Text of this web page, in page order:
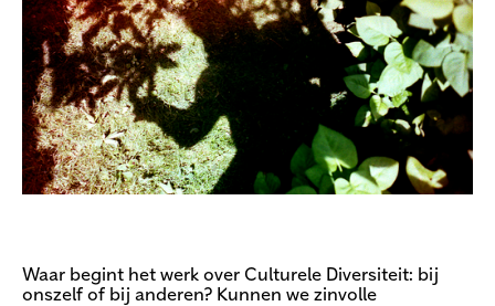
Waar begint het werk over Culturele Diversiteit: bij
onszelf of bij anderen? Kunnen we zinvolle